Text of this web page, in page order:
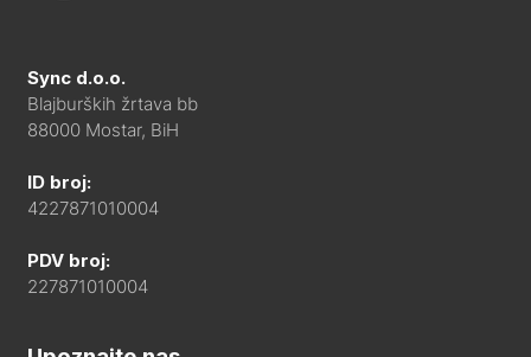
Sync d.o.o.
Blajburških žrtava bb
88000 Mostar, BiH
ID broj:
4227871010004
PDV broj:
227871010004